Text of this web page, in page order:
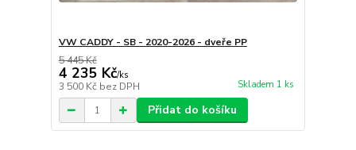
VW CADDY - SB - 2020-2026 - dveře PP
5 445 Kč
4 235 Kč/ks
3 500 Kč bez DPH Skladem 1 ks
Přidat do košíku